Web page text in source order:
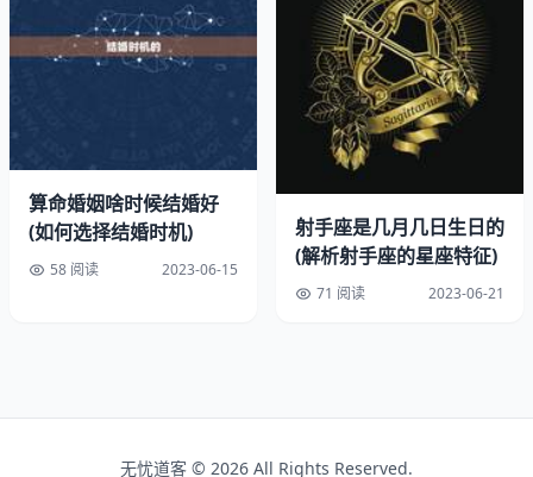
节的追求，有时会让他们变得过于苛求，对自己和别人都会
带来。
男性处女座的主义者性格，也带来了很多优点。他们注重细
有条理，能够很好地组织自己的时间和事务，让自己的生活
更加高效。
往能够在工作和生活中取得很成绩，也能够成为别人的榜
算命婚姻啥时候结婚好
(如何选择结婚时机)
58 阅读 2023-06-15
射手座是几月几日生日的
(解析射手座的星座特征)
71 阅读 2023-06-21
无忧道客 © 2026 All Rights Reserved.